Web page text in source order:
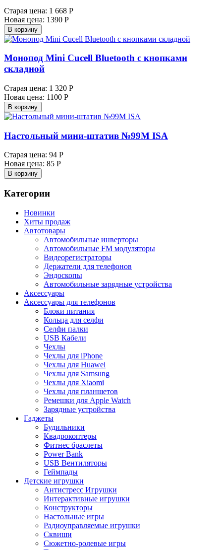
Старая цена: 1 668 Р
Новая цена: 1390 Р
В корзину
Монопод Mini Cucell Bluetooth с кнопками
складной
Старая цена: 1 320 Р
Новая цена: 1100 Р
В корзину
Настольный мини-штатив №99M ISA
Старая цена: 94 Р
Новая цена: 85 Р
В корзину
Категории
Новинки
Хиты продаж
Автотовары
Автомобильные инверторы
Автомобильные FM модуляторы
Видеорегистраторы
Держатели для телефонов
Эндоскопы
Автомобильные зарядные устройства
Аксессуары
Аксессуары для телефонов
Блоки питания
Кольца для селфи
Селфи палки
USB Кабели
Чехлы
Чехлы для iPhone
Чехлы для Huawei
Чехлы для Samsung
Чехлы для Xiaomi
Чехлы для планшетов
Ремешки для Apple Watch
Зарядные устройства
Гаджеты
Будильники
Квадрокоптеры
Фитнес браслеты
Power Bank
USB Вентиляторы
Геймпады
Детские игрушки
Антистресс Игрушки
Интерактивные игрушки
Конструкторы
Настольные игры
Радиоуправляемые игрушки
Сквиши
Сюжетно-ролевые игры